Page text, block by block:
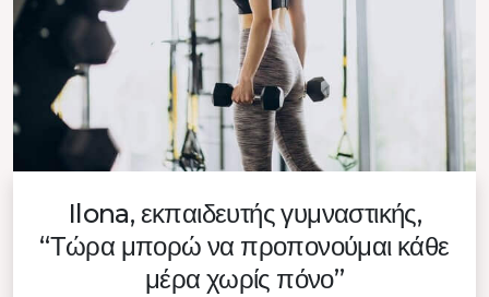
Ilona, εκπαιδευτής γυμναστικής,
“Τώρα μπορώ να προπονούμαι κάθε
μέρα χωρίς πόνο”